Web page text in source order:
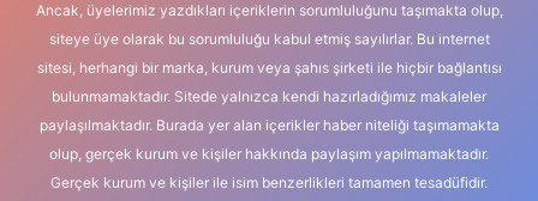
Ancak, üyelerimiz yazdıkları içeriklerin sorumluluğunu taşımakta olup,
siteye üye olarak bu sorumluluğu kabul etmiş sayılırlar. Bu internet
sitesi, herhangi bir marka, kurum veya şahıs şirketi ile hiçbir bağlantısı
bulunmamaktadır. Sitede yalnızca kendi hazırladığımız makaleler
paylaşılmaktadır. Burada yer alan içerikler haber niteliği taşımamakta
olup, gerçek kurum ve kişiler hakkında paylaşım yapılmamaktadır.
Gerçek kurum ve kişiler ile isim benzerlikleri tamamen tesadüfidir.